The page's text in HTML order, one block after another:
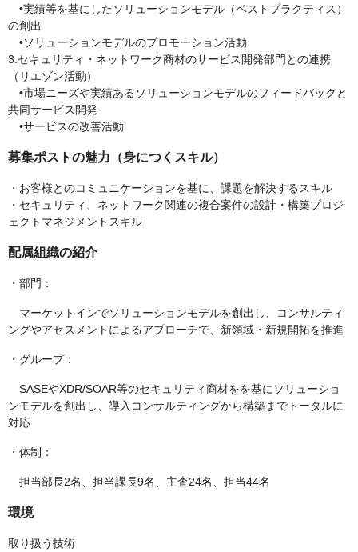
•実績等を基にしたソリューションモデル（ベストプラクティス）
の創出
•ソリューションモデルのプロモーション活動
3.セキュリティ・ネットワーク商材のサービス開発部門との連携
（リエゾン活動）
•市場ニーズや実績あるソリューションモデルのフィードバックと
共同サービス開発
•サービスの改善活動
募集ポストの魅力（身につくスキル）
・お客様とのコミュニケーションを基に、課題を解決するスキル
・セキュリティ、ネットワーク関連の複合案件の設計・構築プロジ
ェクトマネジメントスキル
配属組織の紹介
・部門：
マーケットインでソリューションモデルを創出し、コンサルティ
ングやアセスメントによるアプローチで、新領域・新規開拓を推進
・グループ：
SASEやXDR/SOAR等のセキュリティ商材をを基にソリューショ
ンモデルを創出し、導入コンサルティングから構築までトータルに
対応
・体制：
担当部長2名、担当課長9名、主査24名、担当44名
環境
取り扱う技術